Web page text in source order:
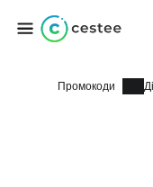
Промокоди
... світова